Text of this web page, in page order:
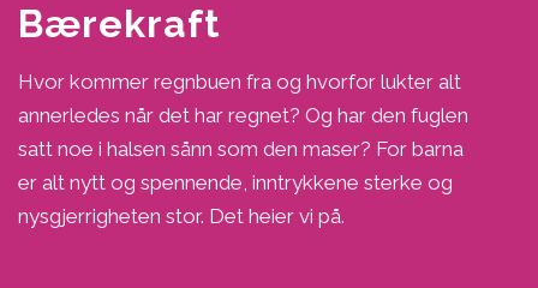
Bærekraft
Hvor kommer regnbuen fra og hvorfor lukter alt
annerledes når det har regnet? Og har den fuglen
satt noe i halsen sånn som den maser? For barna
er alt nytt og spennende, inntrykkene sterke og
nysgjerrigheten stor. Det heier vi på.